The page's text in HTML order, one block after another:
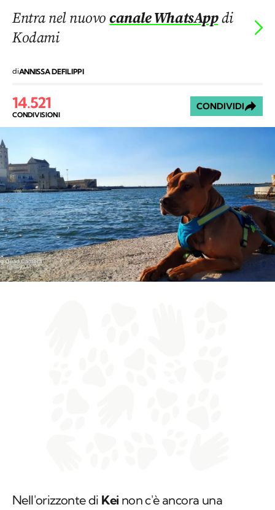
Entra nel nuovocanale WhatsAppdi
Kodami
diANNISSA DEFILIPPI
14.521
CONDIVISIONI
CONDIVIDI
Nell'orizzonte di Kei non c'è ancora una